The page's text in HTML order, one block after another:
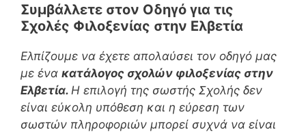
Συμβάλλετε στον Οδηγό για τις
Σχολές Φιλοξενίας στην Ελβετία
Ελπίζουμε να έχετε απολαύσει τον οδηγό μας
με ένα κατάλογος σχολών φιλοξενίας στην
Ελβετία. Η επιλογή της σωστής Σχολής δεν
είναι εύκολη υπόθεση και η εύρεση των
σωστών πληροφοριών μπορεί συχνά να είναι